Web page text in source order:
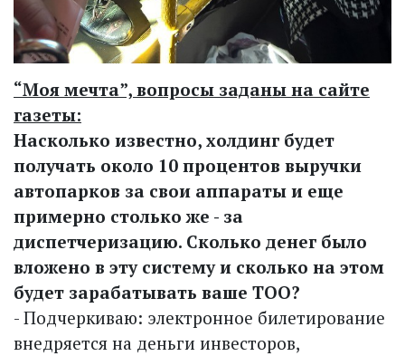
“Моя мечта”, вопросы заданы на сайте
газеты:
Насколько известно, холдинг будет
получать около 10 процентов выручки
автопарков за свои аппараты и еще
примерно столько же - за
диспетчеризацию. Сколько денег было
вложено в эту систему и сколько на этом
будет зарабатывать ваше ТОО?
- Подчеркиваю: электронное билетирование
внедряется на деньги инвесторов,